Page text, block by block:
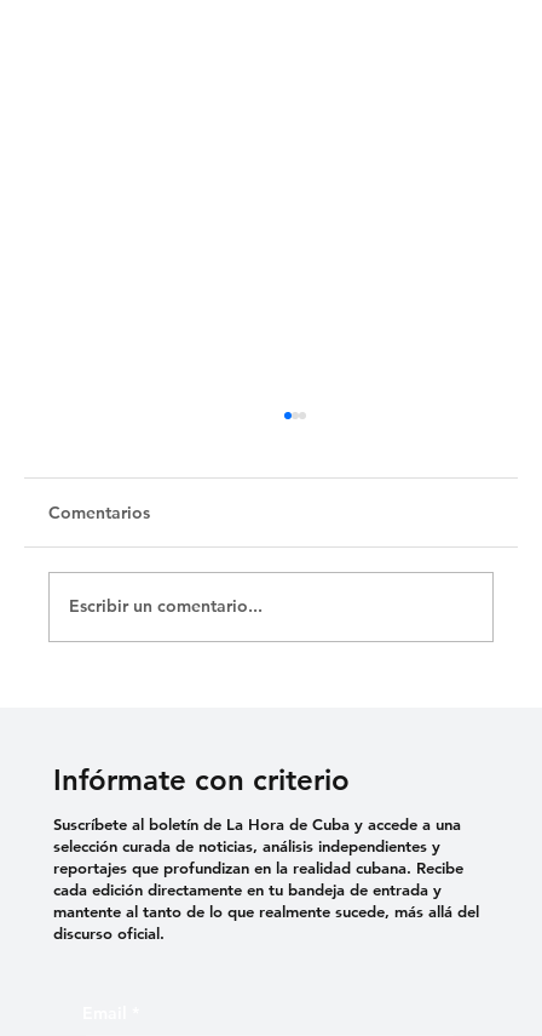
Untitled
Comentarios
Escribir un comentario...
Infórmate con criterio
Suscríbete al boletín de La Hora de Cuba y accede a una
selección curada de noticias, análisis independientes y
reportajes que profundizan en la realidad cubana. Recibe
cada edición directamente en tu bandeja de entrada y
mantente al tanto de lo que realmente sucede, más allá del
discurso oficial.